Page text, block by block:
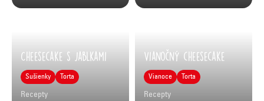
Cheesecake s jablkami
Sušienky Torta
Recepty
Vianočný cheesecake
Vianoce Torta
Recepty